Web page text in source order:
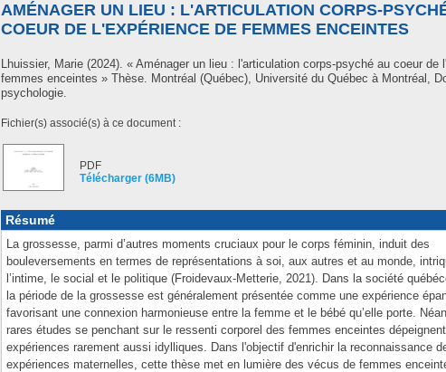
AMÉNAGER UN LIEU : L'ARTICULATION CORPS-
COEUR DE L'EXPÉRIENCE DE FEMMES ENCEINTES
Lhuissier, Marie (2024). « Aménager un lieu : l'articulation corps-psyché au coeur de
femmes enceintes » Thèse. Montréal (Québec), Université du Québec à Montréal,
psychologie.
Fichier(s) associé(s) à ce document :
PDF
Télécharger (6MB)
Résumé
La grossesse, parmi d’autres moments cruciaux pour le corps féminin, induit des
bouleversements en termes de représentations à soi, aux autres et au monde,
l’intime, le social et le politique (Froidevaux-Metterie, 2021). Dans la société
la période de la grossesse est généralement présentée comme une expérience
favorisant une connexion harmonieuse entre la femme et le bébé qu’elle porte.
rares études se penchant sur le ressenti corporel des femmes enceintes
expériences rarement aussi idylliques. Dans l'objectif d'enrichir la reconnaissance
expériences maternelles, cette thèse met en lumière des vécus de femmes